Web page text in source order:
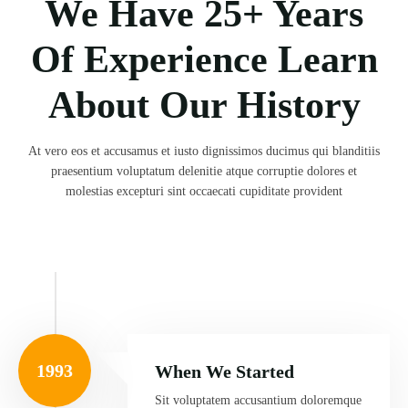
We Have 25+ Years
Of Experience Learn
About Our History
At vero eos et accusamus et iusto dignissimos ducimus qui blanditiis
praesentium voluptatum delenitie atque corruptie dolores et
molestias excepturi sint occaecati cupiditate provident
1993 When We Started
Sit voluptatem accusantium doloremque